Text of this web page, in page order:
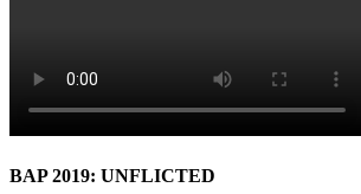
BAP 2019: UNFLICTED